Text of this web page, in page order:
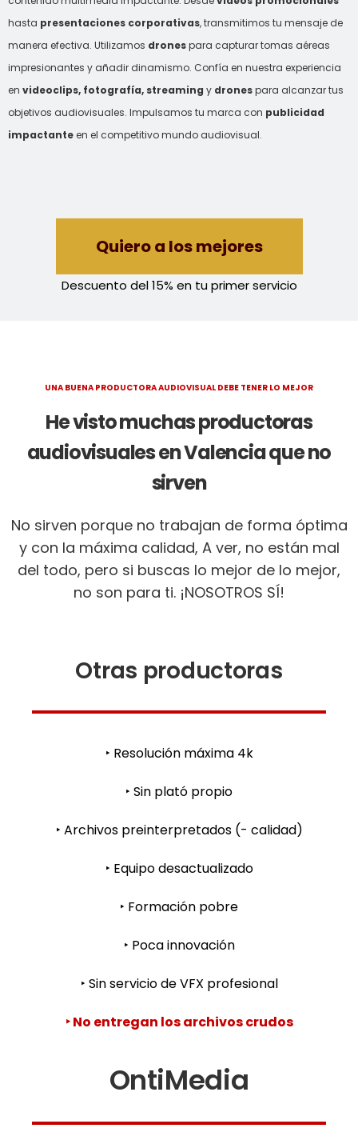
hasta presentaciones corporativas, transmitimos tu mensaje de
manera efectiva. Utilizamos dronespara capturar tomas aéreas
impresionantes y añadir dinamismo. Confía en nuestra experiencia
en videoclips, fotografía, streaming y dronespara alcanzar tus
objetivos audiovisuales. Impulsamos tu marca con publicidad
impactante en el competitivo mundo audiovisual.
Quiero a los mejores
Descuento del 15% en tu primer servicio
UNA BUENA PRODUCTORA AUDIOVISUAL DEBE TENER LO MEJOR
He visto muchas productoras
audiovisuales en Valencia que no
sirven
No sirven porque no trabajan de forma óptima
y con la máxima calidad, A ver, no están mal
del todo, pero si buscas lo mejor de lo mejor,
no son para ti. ¡NOSOTROS SÍ!
Otras productoras
‣ Resolución máxima 4k
‣ Sin plató propio
‣ Archivos preinterpretados (- calidad)
‣ Equipo desactualizado
‣ Formación pobre
‣ Poca innovación
‣ Sin servicio de VFX profesional
‣ No entregan los archivos crudos
OntiMedia